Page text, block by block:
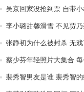
吴京回家没抢到票 自带
气
李小璐甜馨滑雪 不见贾
风波
张静初为什么被封杀 无
长卫有关系吗
蔡少芬年轻照片大集合
裴秀智男友是谁 裴秀智
俊阳刚